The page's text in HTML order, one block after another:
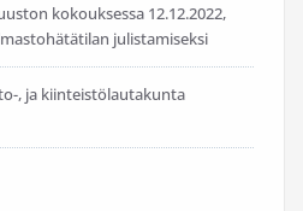
kokouksessa 12.12.2022,
julistamiseksi
, ja kiinteistölautakunta